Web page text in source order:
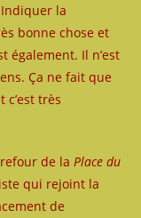
la
bonne chose et
également. Il n’est
Ça ne fait que
très
de laPlace du
qui rejoint la
de